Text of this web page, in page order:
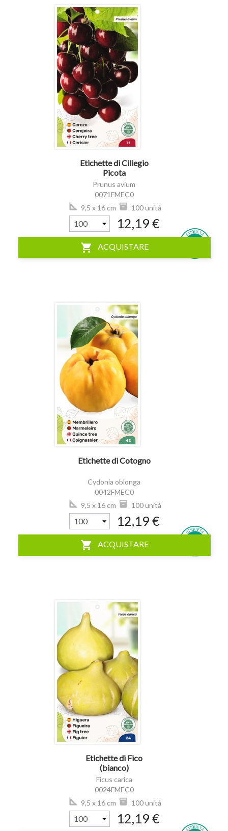
Etichette di Ciliegio
Picota
Prunus avium
0071FMEC0
9,5 x 16 cm
100 unità
12,19 €
shopping_cart ACQUISTARE
Etichette di Cotogno
Cydonia oblonga
0042FMEC0
9,5 x 16 cm
100 unità
12,19 €
shopping_cart ACQUISTARE
Etichette di Fico
(bianco)
Ficus carica
0024FMEC0
9,5 x 16 cm
100 unità
12,19 €